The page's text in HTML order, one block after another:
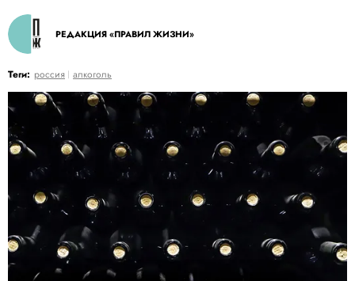
РЕДАКЦИЯ «ПРАВИЛ ЖИЗНИ»
Теги: россия алкоголь